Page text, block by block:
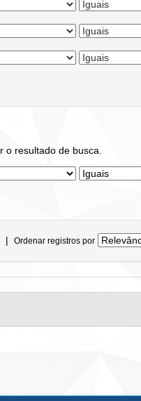
o resultado de busca.
| Ordenar registros por